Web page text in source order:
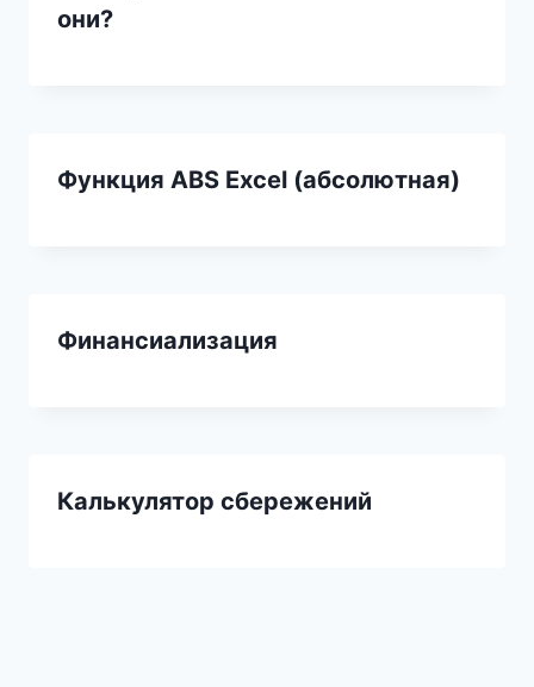
они?
Функция ABS Excel (абсолютная)
Финансиализация
Калькулятор сбережений